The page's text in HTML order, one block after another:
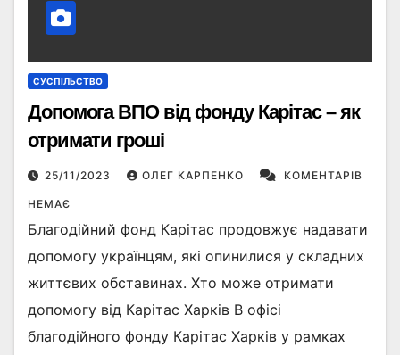
СУСПІЛЬСТВО
Допомога ВПО від фонду Карітас – як
отримати гроші
25/11/2023 ОЛЕГ КАРПЕНКО КОМЕНТАРІВ
НЕМАЄ
Благодійний фонд Карітас продовжує надавати
допомогу українцям, які опинилися у складних
життєвих обставинах. Хто може отримати
допомогу від Карітас Харків В офісі
благодійного фонду Карітас Харків у рамках